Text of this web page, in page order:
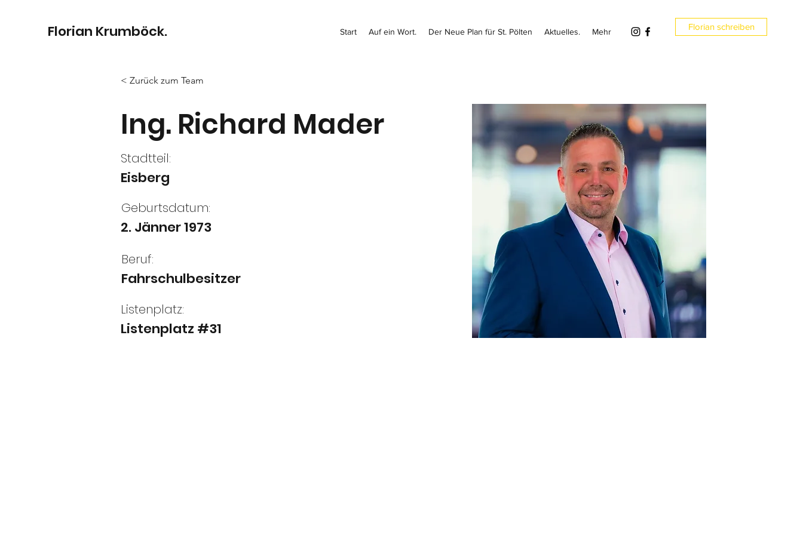
Florian Krumböck. Start Auf ein Wort. Der Neue Plan für St. Pölten Aktuelles. Mehr Florian schreiben
< Zurück zum Team
Ing. Richard Mader
Stadtteil:
Eisberg
Geburtsdatum:
2. Jänner 1973
Beruf:
Fahrschulbesitzer
Listenplatz:
Listenplatz #31